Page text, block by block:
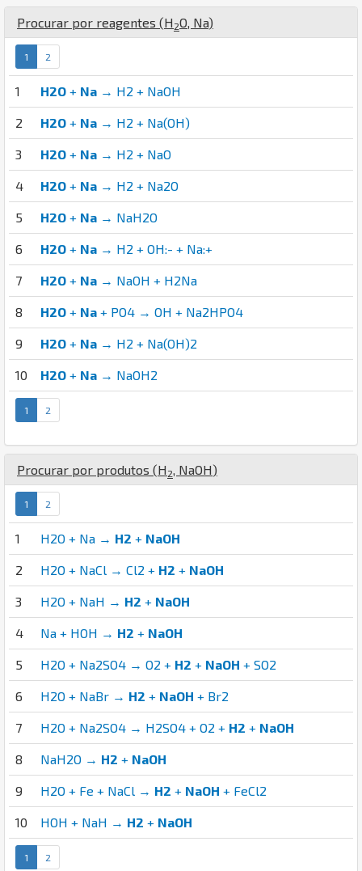
Procurar por reagentes (H 2O, Na)
1 2
1 H2O + Na → H2 + NaOH
2 H2O + Na → H2 + Na(OH)
3 H2O + Na → H2 + NaO
4 H2O + Na → H2 + Na2O
5 H2O + Na → NaH2O
6 H2O + Na → H2 + OH:- + Na:+
7 H2O + Na → NaOH + H2Na
8 H2O + Na + PO4 → OH + Na2HPO4
9 H2O + Na → H2 + Na(OH)2
10 H2O + Na → NaOH2
1 2
Procurar por produtos (H 2, NaOH)
1 2
1 H2O + Na → H2 + NaOH
2 H2O + NaCl → Cl2 + H2 + NaOH
3 H2O + NaH → H2 + NaOH
4 Na + HOH → H2 + NaOH
5 H2O + Na2SO4 → O2 + H2 + NaOH + SO2
6 H2O + NaBr → H2 + NaOH + Br2
7 H2O + Na2SO4 → H2SO4 + O2 + H2 + NaOH
8 NaH2O → H2 + NaOH
9 H2O + Fe + NaCl → H2 + NaOH + FeCl2
10 HOH + NaH → H2 + NaOH
1 2